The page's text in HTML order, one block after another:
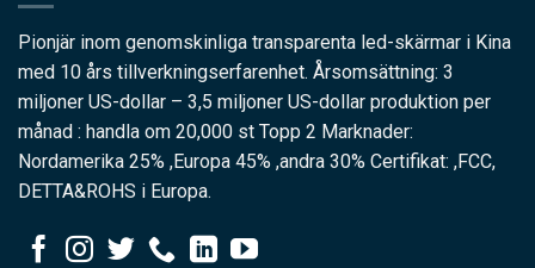
Pionjär inom genomskinliga transparenta led-skärmar i Kina
med 10 års tillverkningserfarenhet. Årsomsättning: 3
miljoner US-dollar – 3,5 miljoner US-dollar produktion per
månad : handla om 20,000 st Topp 2 Marknader:
Nordamerika 25% ,Europa 45% ,andra 30% Certifikat: ,FCC,
DETTA&ROHS i Europa.